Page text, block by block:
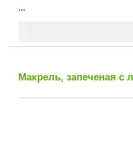
...
Макрель, запеченая с